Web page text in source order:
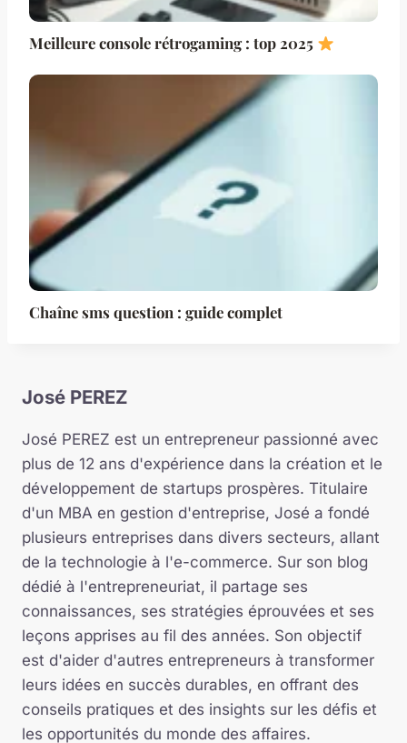
Meilleure console rétrogaming : top 2025
Chaîne sms question : guide complet
José PEREZ
José PEREZ est un entrepreneur passionné avec
plus de 12 ans d'expérience dans la création et le
développement de startups prospères. Titulaire
d'un MBA en gestion d'entreprise, José a fondé
plusieurs entreprises dans divers secteurs, allant
de la technologie à l'e-commerce. Sur son blog
dédié à l'entrepreneuriat, il partage ses
connaissances, ses stratégies éprouvées et ses
leçons apprises au fil des années. Son objectif
est d'aider d'autres entrepreneurs à transformer
leurs idées en succès durables, en offrant des
conseils pratiques et des insights sur les défis et
les opportunités du monde des affaires.